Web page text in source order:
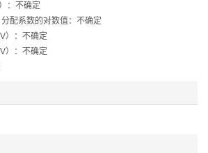
）：不确定
配系数的对数值：不确定
）：不确定
）：不确定